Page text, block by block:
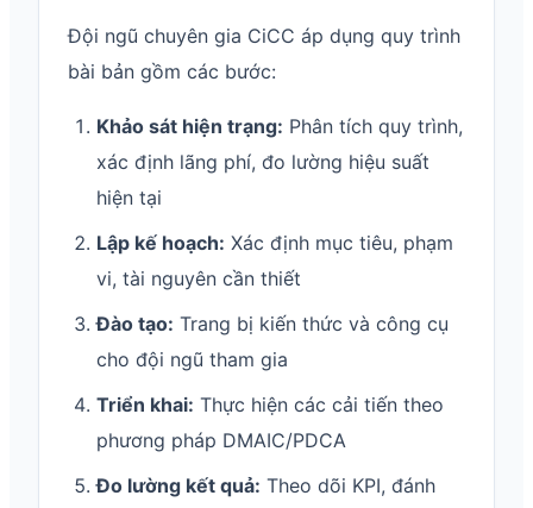
Đội ngũ chuyên gia CiCC áp dụng quy trình
bài bản gồm các bước:
Khảo sát hiện trạng: Phân tích quy trình,
xác định lãng phí, đo lường hiệu suất
hiện tại
Lập kế hoạch: Xác định mục tiêu, phạm
vi, tài nguyên cần thiết
Đào tạo: Trang bị kiến thức và công cụ
cho đội ngũ tham gia
Triển khai: Thực hiện các cải tiến theo
phương pháp DMAIC/PDCA
Đo lường kết quả: Theo dõi KPI, đánh